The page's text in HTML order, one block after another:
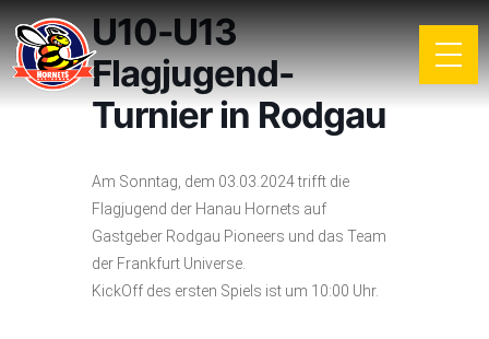
U10-U13
Flagjugend-
Turnier in Rodgau
Am Sonntag, dem 03.03.2024 trifft die
Flagjugend der Hanau Hornets auf
Gastgeber Rodgau Pioneers und das Team
der Frankfurt Universe.
KickOff des ersten Spiels ist um 10:00 Uhr.